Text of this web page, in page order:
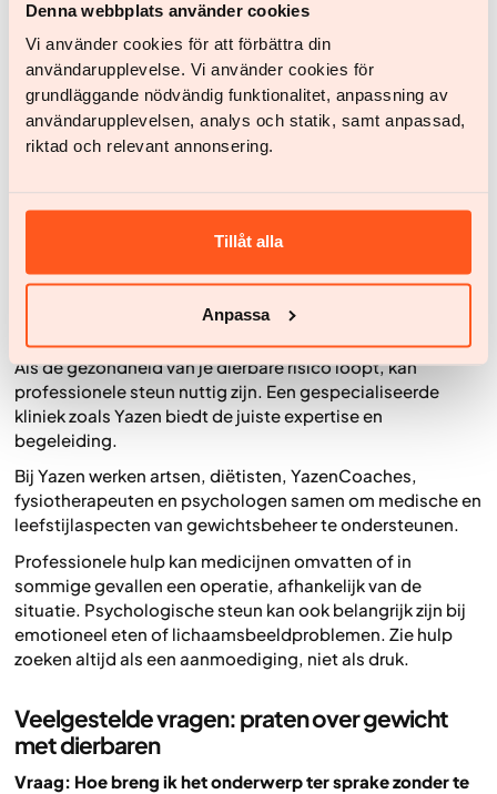
Denna webbplats använder cookies
Vi använder cookies för att förbättra din
användarupplevelse. Vi använder cookies för
grundläggande nödvändig funktionalitet, anpassning av
användarupplevelsen, analys och statik, samt anpassad,
riktad och relevant annonsering.
Tillåt alla
Anpassa
Ouders en professionals kunnen een groot verschil maken
door beweging en gezond eten positief aan te moedigen.
Gebruik gespreksopeners zoals: “Welke activiteiten vind
je leuk om te bewegen?” of “Hoe vind je het eten dat we
thuis hebben?”
zelfbeeld schaden. Steun is cruciaal: overweeg
voedingsadvies, steungroepen of begeleiding door een
Wanneer professionele hulp verschil kan
Als de gezondheid van je dierbare risico loopt, kan
professionele steun nuttig zijn. Een gespecialiseerde
kliniek zoals Yazen biedt de juiste expertise en
begeleiding.
Bij Yazen werken artsen, diëtisten, YazenCoaches,
fysiotherapeuten en psychologen samen om medische en
leefstijlaspecten van gewichtsbeheer te ondersteunen.
Professionele hulp kan medicijnen omvatten of in
sommige gevallen een operatie, afhankelijk van de
situatie. Psychologische steun kan ook belangrijk zijn bij
emotioneel eten of lichaamsbeeldproblemen. Zie hulp
zoeken altijd als een aanmoediging, niet als druk.
Veelgestelde vragen: praten over gewicht
met dierbaren
Vraag: Hoe breng ik het onderwerp ter sprake zonder te